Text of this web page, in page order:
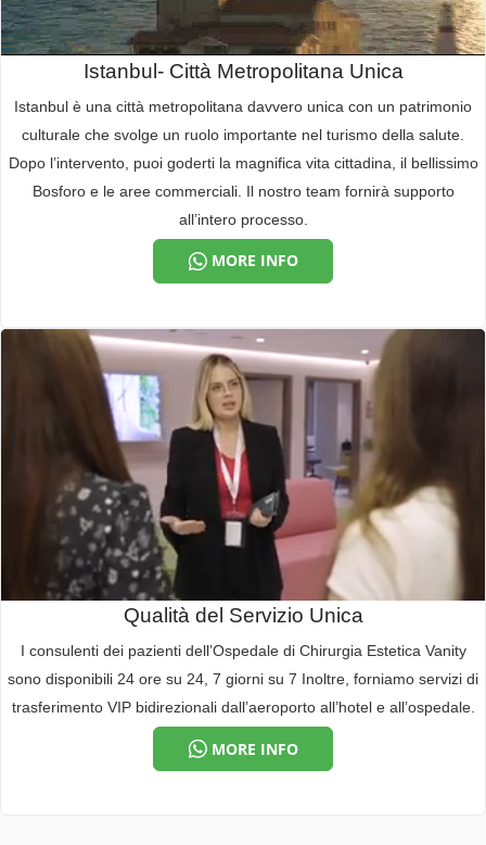
Istanbul- Città Metropolitana Unica
Istanbul è una città metropolitana davvero unica con un patrimonio
culturale che svolge un ruolo importante nel turismo della salute.
Dopo l’intervento, puoi goderti la magnifica vita cittadina, il bellissimo
Bosforo e le aree commerciali. Il nostro team fornirà supporto
all’intero processo.
MORE INFO
Qualità del Servizio Unica
I consulenti dei pazienti dell’Ospedale di Chirurgia Estetica Vanity
sono disponibili 24 ore su 24, 7 giorni su 7 Inoltre, forniamo servizi di
trasferimento VIP bidirezionali dall’aeroporto all’hotel e all’ospedale.
MORE INFO